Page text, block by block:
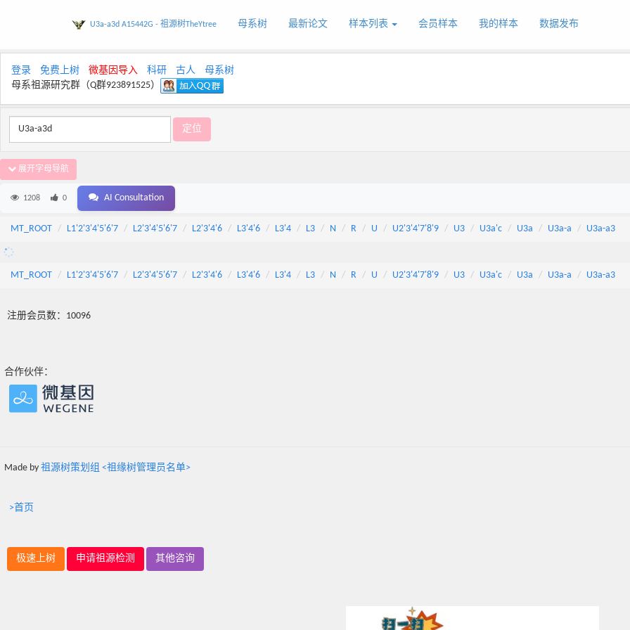
U3a-a3d A15442G - 祖源树TheYtree 母系树 最新论文 样本列表 会员样本 我的样本 数据发布
登录 免费上树 微基因导入 科研 古人
母系树
母系祖源研究群（Q群923891525）
展开字母导航
1208 0 AI Consultation
MT_ROOT L1'2'3'4'5'6'7 L2'3'4'5'6'7 L2'3'4'6 L3'4'6 L3'4 L3 N R U U2'3'4'7'8'9 U3 U3a'c U3a U3a-a U3a-a3
MT_ROOT L1'2'3'4'5'6'7 L2'3'4'5'6'7 L2'3'4'6 L3'4'6 L3'4 L3 N R U U2'3'4'7'8'9 U3 U3a'c U3a U3a-a U3a-a3
注册会员数：10096
合作伙伴：
Made by 祖源树策划组 <祖缘树管理员名单>
>首页
极速上树 申请祖源检测 其他咨询